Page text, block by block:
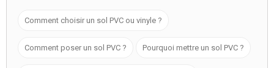
Comment choisir un sol PVC ou vinyle ?
Comment poser un sol PVC ? Pourquoi mettre un sol PVC ?